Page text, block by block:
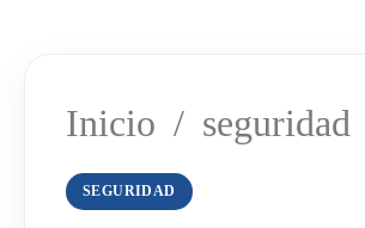
Inicio / seguridad
SEGURIDAD